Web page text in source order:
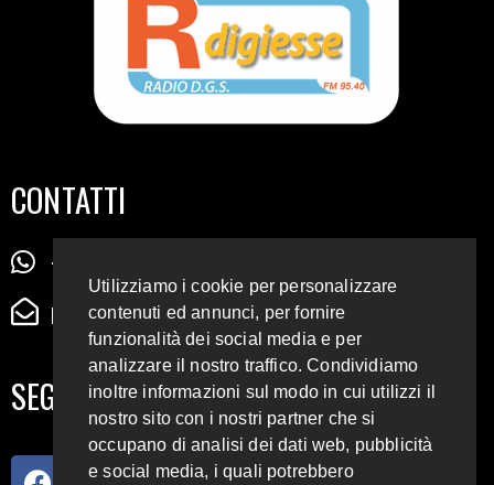
CONTATTI
+39 345 72 72 88 5
radiodigiesse@gmail.com
SEGUICI SUI SOCIAL
Utilizziamo i cookie per personalizzare
contenuti ed annunci, per fornire
funzionalità dei social media e per
analizzare il nostro traffico. Condividiamo
inoltre informazioni sul modo in cui utilizzi il
nostro sito con i nostri partner che si
occupano di analisi dei dati web, pubblicità
e social media, i quali potrebbero